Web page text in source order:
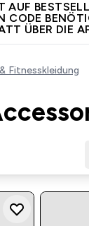
AUF
CODE
ÜBER DIE
Fitnesskleidung